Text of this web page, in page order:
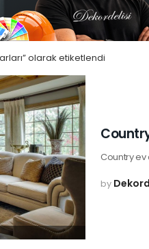
olarak etiketlendi
Country ev
by